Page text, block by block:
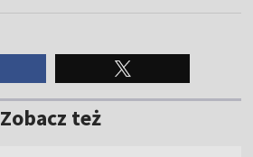
Zobacz też